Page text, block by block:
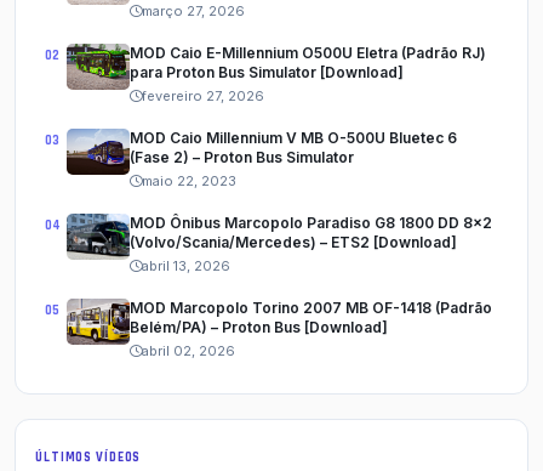
março 27, 2026
MOD Caio E-Millennium O500U Eletra (Padrão RJ)
para Proton Bus Simulator [Download]
fevereiro 27, 2026
MOD Caio Millennium V MB O-500U Bluetec 6
(Fase 2) – Proton Bus Simulator
maio 22, 2023
MOD Ônibus Marcopolo Paradiso G8 1800 DD 8x2
(Volvo/Scania/Mercedes) – ETS2 [Download]
abril 13, 2026
MOD Marcopolo Torino 2007 MB OF-1418 (Padrão
Belém/PA) – Proton Bus [Download]
abril 02, 2026
ÚLTIMOS VÍDEOS